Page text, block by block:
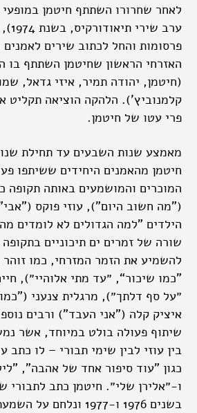
לאחר שחרורו השתתף חיטמן במופעי
ערב
פרסומות והחל לכתוב שירים
האזרחי הראשון שחיטמן השתתף בו
(חיטמן, יהודה תמיר, איזי גדאל,
קלמנוביץ'). הלהקה הוציאה תקליט
פרי עטו של חיטמן.
מאמצע שנות השבעים עד תחילת
חיטמן מהאמנים היחידים ששיתפו
המוכרים והמושמעים באותה תקופה
("מה חשוב היום"), עוזי פוקס
הילדים "למה הגדולים לא לומדים
שורה של זמרים ים תיכוניים
להשמיע את הזמר המזרחי, כמו
"כמו שיכור“, ״עד מתי אלוהיי״),
״על סף דלתך״), מרגלית צנעני
איציק קלה ("אני העבד") ורבים
שיתוף פעולה בולט במיוחד, אשר
בין עוזי לבין שימי תבורי – לו כתב
כגון "עוד סיפור אחד של אהבה",
ו-״אלירן שלי״. חיטמן כתב לתבורי
בשנים 1976 ו-1977 ונלחם על השמעתו של תבורי ברדיו.